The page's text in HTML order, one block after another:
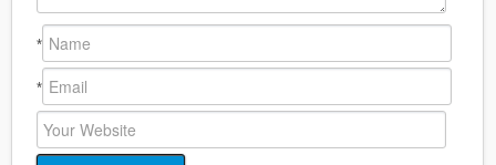
*
*